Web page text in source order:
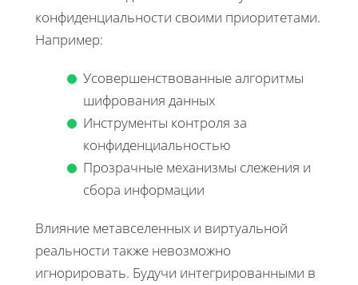
конфиденциальности своими приоритетами.
Например:
Усовершенствованные алгоритмы
шифрования данных
Инструменты контроля за
конфиденциальностью
Прозрачные механизмы слежения и
сбора информации
Влияние метавселенных и виртуальной
реальности также невозможно
игнорировать. Будучи интегрированными в